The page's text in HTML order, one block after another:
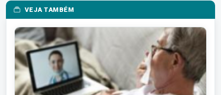
VEJA TAMBÉM